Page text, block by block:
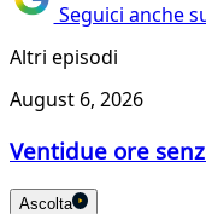
Seguici anche
Altri episodi
August 6, 2026
Ventidue ore
Ascolta